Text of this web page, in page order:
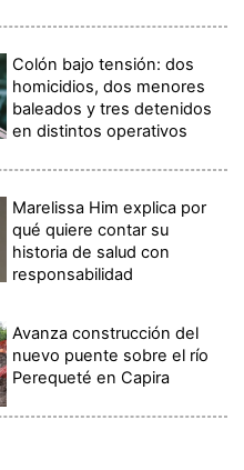
Colón bajo tensión: dos
homicidios, dos menores
baleados y tres detenidos
en distintos operativos
Marelissa Him explica por
qué quiere contar su
historia de salud con
responsabilidad
Avanza construcción del
nuevo puente sobre el río
Perequeté en Capira